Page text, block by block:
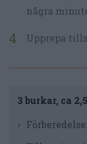
några
Upprepa
3 burkar, ca
Förberedelse: